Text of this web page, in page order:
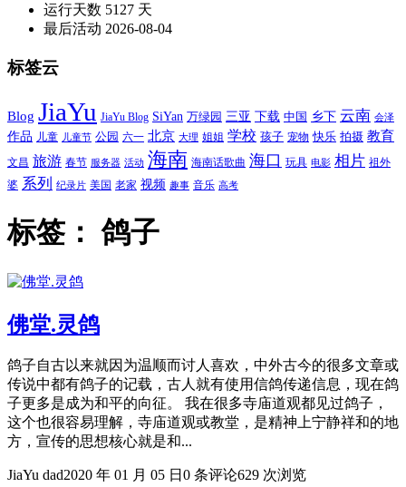
运行天数 5127 天
最后活动 2026-08-04
标签云
Blog JiaYu JiaYu Blog SiYan 万绿园 三亚 下载 中国 乡下 云南 会泽
作品 儿童 儿童节 公园 六一 北京 大理 姐姐 学校 孩子 宠物 快乐 拍摄 教育
文昌 旅游 春节 服务器 活动 海南 海南话歌曲 海口 玩具 电影 相片 祖外
婆 系列 纪录片 美国 老家 视频 趣事 音乐 高考
标签：鸽子
佛堂.灵鸽
鸽子自古以来就因为温顺而讨人喜欢，中外古今的很多文章或
传说中都有鸽子的记载，古人就有使用信鸽传递信息，现在鸽
子更多是成为和平的向征。 我在很多寺庙道观都见过鸽子，
这个也很容易理解，寺庙道观或教堂，是精神上宁静祥和的地
方，宣传的思想核心就是和...
JiaYu dad2020 年 01 月 05 日 0 条评论629 次浏览